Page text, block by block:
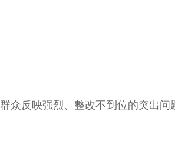
众反映强烈、整改不到位的突出问